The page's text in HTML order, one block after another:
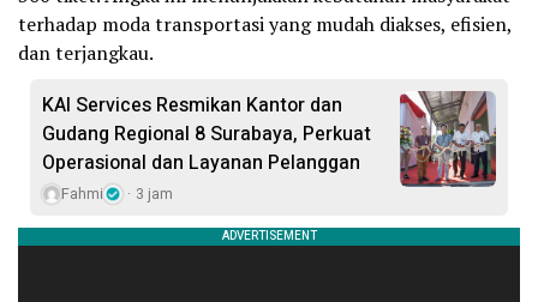
terhadap moda transportasi yang mudah diakses, efisien,
dan terjangkau.
KAI Services Resmikan Kantor dan
Gudang Regional 8 Surabaya, Perkuat
Operasional dan Layanan Pelanggan
Fahmi 3 jam